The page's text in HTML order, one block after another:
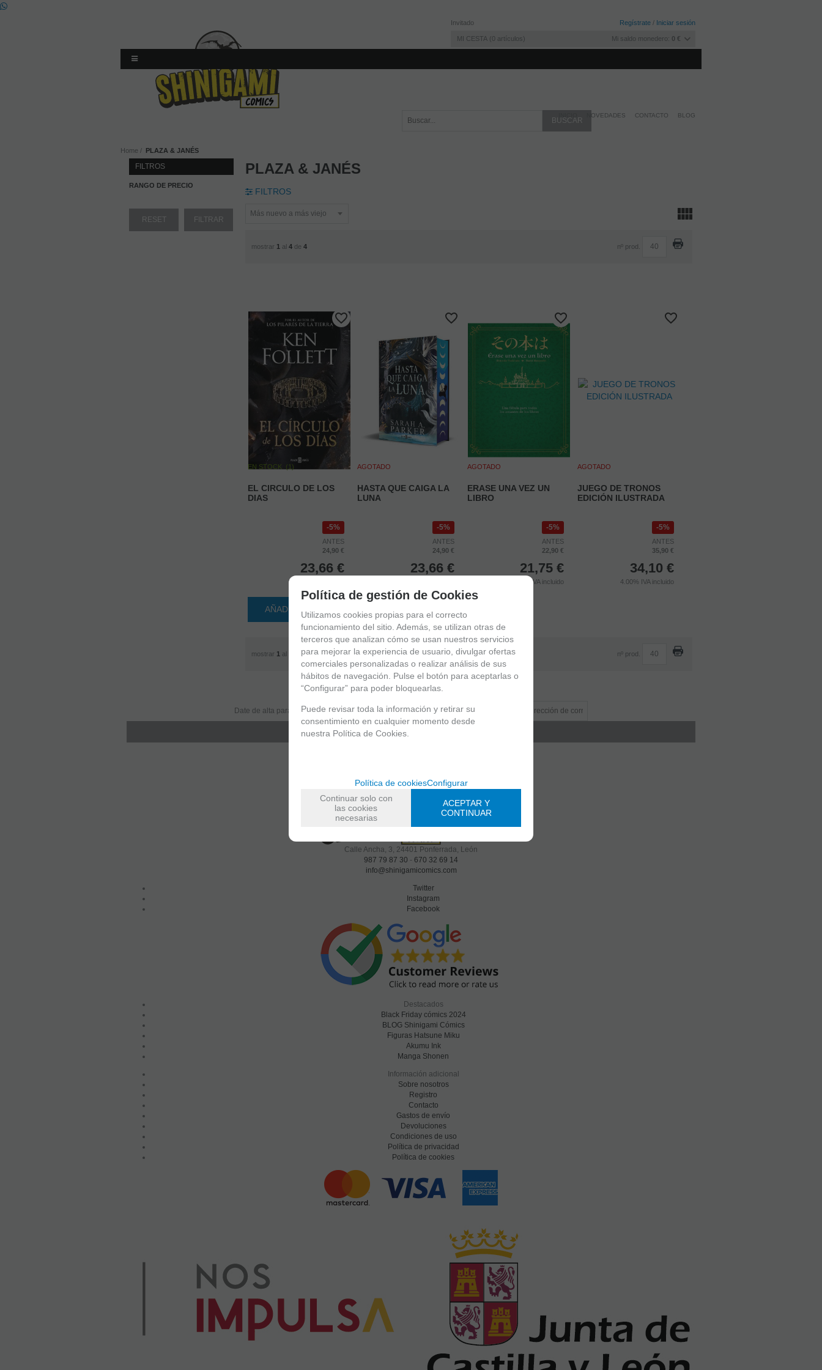
Invitado Regístrate / Iniciar sesión
MI CESTA 0 artículos Mi saldo monedero: 0 €
NOVEDADES CONTACTO BLOG
Home PLAZA & JANÉS
FILTROS
RANGO DE PRECIO
PLAZA & JANÉS
FILTROS
mostrar 1 al4 de4 nº prod.
EN STOCK (1 )
EL CIRCULO DE LOS
DIAS
5%
ANTES
24,90 €
23,66 €
AÑADIR A CESTA
AGOTADO
HASTA QUE CAIGA LA
LUNA
5%
ANTES
24,90 €
23,66 €
AGOTADO
ERASE UNA VEZ UN
LIBRO
5%
ANTES
22,90 €
21,75 €
IVA incluido
AGOTADO
JUEGO DE TRONOS
EDICIÓN ILUSTRADA
5%
ANTES
35,90 €
34,10 €
4.00% IVA incluido
mostrar 1 al de4 nº prod.
Entérate de lo último
Date de alta para estar al día de las novedades a través de nuestro boletín
Shinigami Cómics
Calle Ancha, 3, 24401 Ponferrada, León
987 79 87 30 - 670 32 69 14
info@shinigamicomics.com
Twitter
Instagram
Facebook
Destacados
Black Friday cómics 2024
BLOG Shinigami Cómics
Figuras Hatsune Miku
Akumu Ink
Manga Shonen
Información adicional
Sobre nosotros
Registro
Contacto
Gastos de envío
Devoluciones
Condiciones de uso
Política de privacidad
Política de cookies
Política de gestión de Cookies
Utilizamos cookies propias para el correcto
funcionamiento del sitio. Además, se utilizan otras de
terceros que analizan cómo se usan nuestros servicios
para mejorar la experiencia de usuario, divulgar ofertas
comerciales personalizadas o realizar análisis de sus
hábitos de navegación. Pulse el botón para aceptarlas o
“Configurar” para poder bloquearlas.
Puede revisar toda la información y retirar su
consentimiento en cualquier momento desde
nuestra Política de Cookies.
Política de cookiesConfigurar
Continuar solo con
las cookies
necesarias
ACEPTAR Y
CONTINUAR